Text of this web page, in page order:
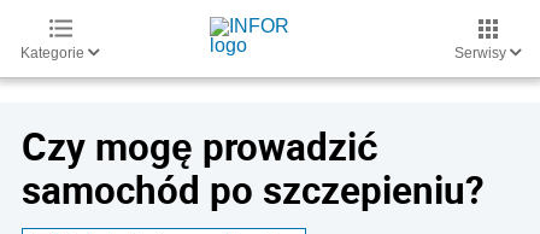
Kategorie Serwisy
Czy mogę prowadzić
samochód po szczepieniu?